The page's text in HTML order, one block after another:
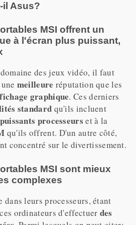
il Asus?
MSI offrent un
à l'écran plus puissant,
des jeux vidéo, il faut
meilleure réputation que les
graphique. Ces derniers
standard qu'ils incluent
puissants processeurs et à la
qu'ils offrent. D'un autre côté,
concentré sur le divertissement.
MSI sont mieux
complexes
dans leurs processeurs, étant
ordinateurs d'effectuer des